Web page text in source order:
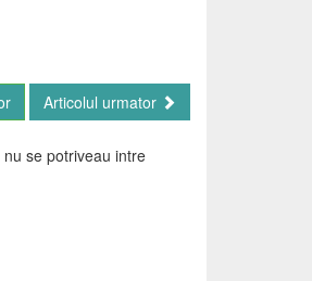
Articolul urmator
se potriveau intre